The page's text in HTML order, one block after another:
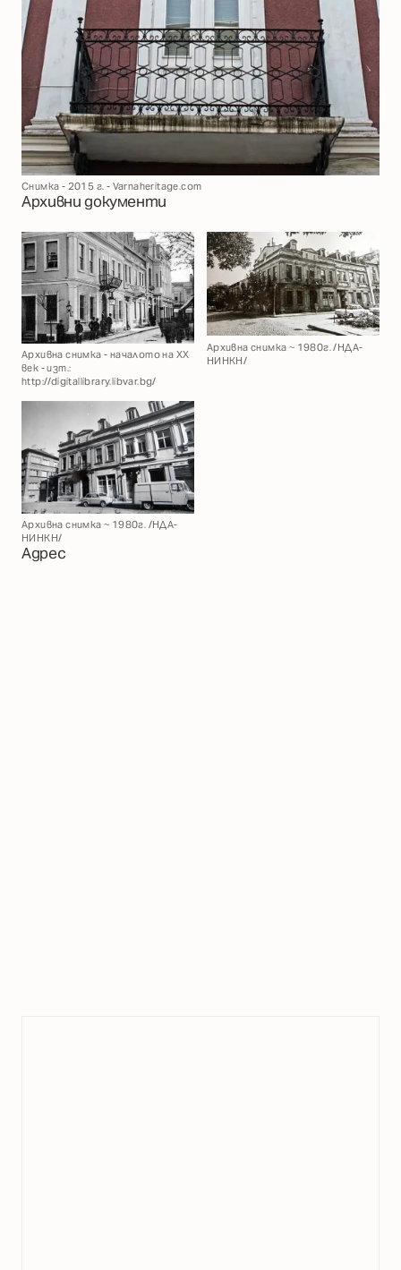
Снимка - 2015 г. - Varnaheritage.com
Архивни документи
Архивна снимка - началото на XX
век - изт.:
http://digitallibrary.libvar.bg/
Архивна снимка ~ 1980г. /НДА-
НИНКН/
Архивна снимка ~ 1980г. /НДА-
НИНКН/
Адрес